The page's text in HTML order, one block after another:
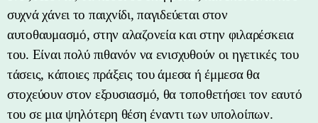
συχνά χάνει το παιχνίδι, παγιδεύεται στον
αυτοθαυμασμό, στην αλαζονεία και στην φιλαρέσκεια
του. Είναι πολύ πιθανόν να ενισχυθούν οι ηγετικές του
τάσεις, κάποιες πράξεις του άμεσα ή έμμεσα θα
στοχεύουν στον εξουσιασμό, θα τοποθετήσει τον εαυτό
του σε μια ψηλότερη θέση έναντι των υπολοίπων.